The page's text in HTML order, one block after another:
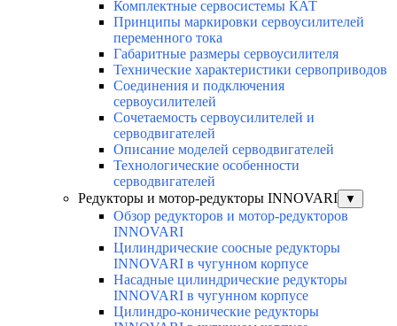
Комплектные сервосистемы КАТ
Принципы маркировки сервоусилителей
переменного тока
Габаритные размеры сервоусилителя
Технические характеристики сервоприводов
Соединения и подключения
сервоусилителей
Сочетаемость сервоусилителей и
серводвигателей
Описание моделей серводвигателей
Технологические особенности
серводвигателей
Редукторы и мотор-редукторы INNOVARI
▼
Обзор редукторов и мотор-редукторов
INNOVARI
Цилиндрические соосные редукторы
INNOVARI в чугунном корпусе
Насадные цилиндрические редукторы
INNOVARI в чугунном корпусе
Цилиндро-конические редукторы